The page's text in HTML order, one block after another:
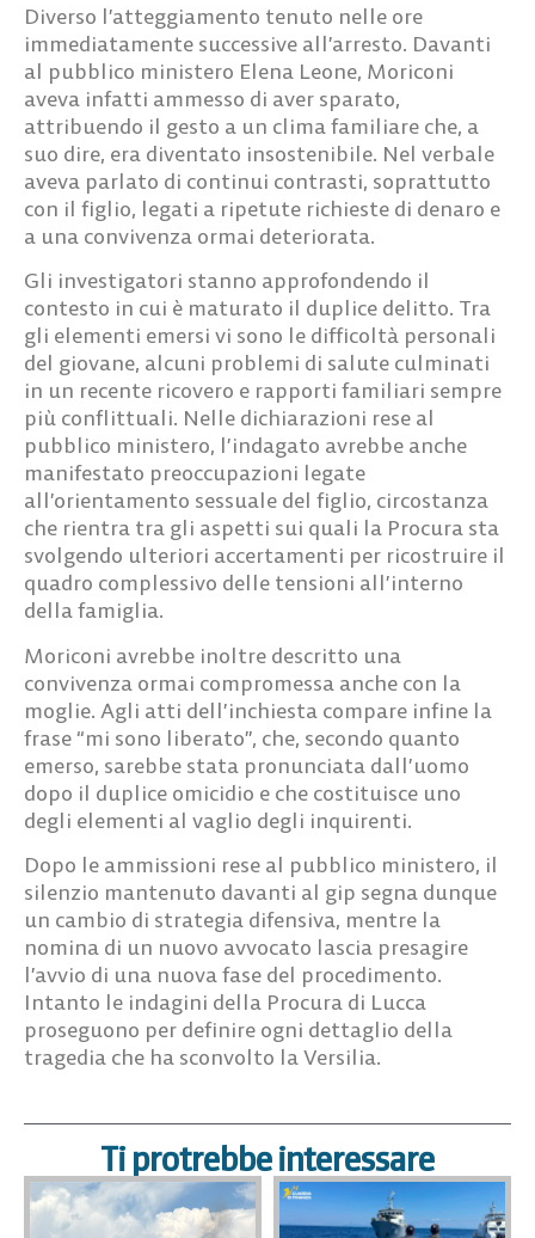
Diverso l’atteggiamento tenuto nelle ore
immediatamente successive all’arresto. Davanti
al pubblico ministero Elena Leone, Moriconi
aveva infatti ammesso di aver sparato,
attribuendo il gesto a un clima familiare che, a
suo dire, era diventato insostenibile. Nel verbale
aveva parlato di continui contrasti, soprattutto
con il figlio, legati a ripetute richieste di denaro e
a una convivenza ormai deteriorata.
Gli investigatori stanno approfondendo il
contesto in cui è maturato il duplice delitto. Tra
gli elementi emersi vi sono le difficoltà personali
del giovane, alcuni problemi di salute culminati
in un recente ricovero e rapporti familiari sempre
più conflittuali. Nelle dichiarazioni rese al
pubblico ministero, l’indagato avrebbe anche
manifestato preoccupazioni legate
all’orientamento sessuale del figlio, circostanza
che rientra tra gli aspetti sui quali la Procura sta
svolgendo ulteriori accertamenti per ricostruire il
quadro complessivo delle tensioni all’interno
della famiglia.
Moriconi avrebbe inoltre descritto una
convivenza ormai compromessa anche con la
moglie. Agli atti dell’inchiesta compare infine la
frase “mi sono liberato”, che, secondo quanto
emerso, sarebbe stata pronunciata dall’uomo
dopo il duplice omicidio e che costituisce uno
degli elementi al vaglio degli inquirenti.
Dopo le ammissioni rese al pubblico ministero, il
silenzio mantenuto davanti al gip segna dunque
un cambio di strategia difensiva, mentre la
nomina di un nuovo avvocato lascia presagire
l’avvio di una nuova fase del procedimento.
Intanto le indagini della Procura di Lucca
proseguono per definire ogni dettaglio della
tragedia che ha sconvolto la Versilia.
Ti protrebbe interessare